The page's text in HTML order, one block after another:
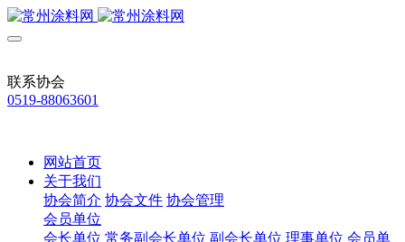
联系协会
0519-88063601
网站首页
关于我们
协会简介 协会文件 协会管理
会员单位
会长单位 常务副会长单位 副会长单位 理事单位 会员单